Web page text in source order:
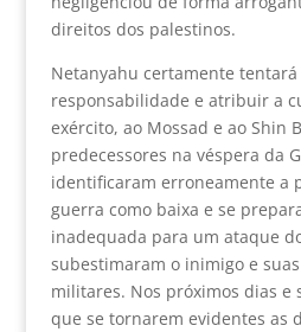
direitos dos palestinos.
Netanyahu certamente
responsabilidade e atribuir a
exército, ao Mossad e ao Shin
predecessores na véspera da
identificaram erroneamente a
guerra como baixa e se
inadequada para um ataque
subestimaram o inimigo e
militares. Nos próximos dias e
que se tornarem evidentes as